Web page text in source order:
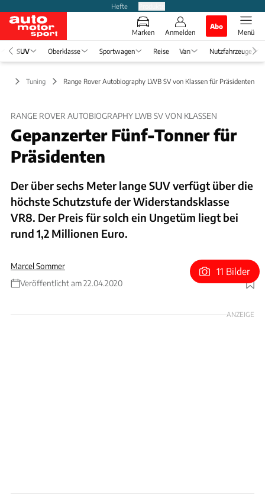
Hefte
Marken Anmelden
Abo
Menü
SUV Oberklasse Sportwagen Reise Van Nutzfahrzeuge
Tuning Range Rover Autobiography LWB SV von Klassen für Präsidenten
RANGE ROVER AUTOBIOGRAPHY LWB SV VON KLASSEN
Gepanzerter Fünf-Tonner für
Präsidenten
Der über sechs Meter lange SUV verfügt über die
höchste Schutzstufe der Widerstandsklasse
VR8. Der Preis für solch ein Ungetüm liegt bei
rund 1,2 Millionen Euro.
Marcel Sommer
Veröffentlicht am 22.04.2020
Foto: Klassen
11 Bilder
ANZEIGE